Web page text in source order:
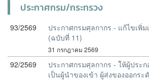
ประกาศกรม/กระทรวง
93/2569
ประกาศกรมศุลกากร - แก้ไขเพิ่
(ฉบับที่ 11)
31 กรกฎาคม 2569
92/2569
ประกาศกรมศุลกากร - ให้ผู้ประ
เป็นผู้นำของเข้า ผู้ส่งของออกระ